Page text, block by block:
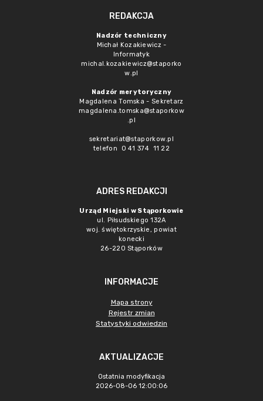
REDAKCJA
Nadzór techniczny
Michał Kozakiewicz -
Informatyk
michal.kozakiewicz@staporko
w.pl
Nadzór merytoryczny
Magdalena Tomska - Sekretarz
magdalena.tomska@staporkow
.pl
sekretariat@staporkow.pl
telefon 0 41 374 11 22
ADRES REDAKCJI
Urząd Miejski w Stąporkowie
ul. Piłsudskiego 132A
woj. świętokrzyskie, powiat
konecki
26-220 Stąporków
INFORMACJE
Mapa strony
Rejestr zmian
Statystyki odwiedzin
AKTUALIZACJE
Ostatnia modyfikacja
2026-08-06 12:00:06